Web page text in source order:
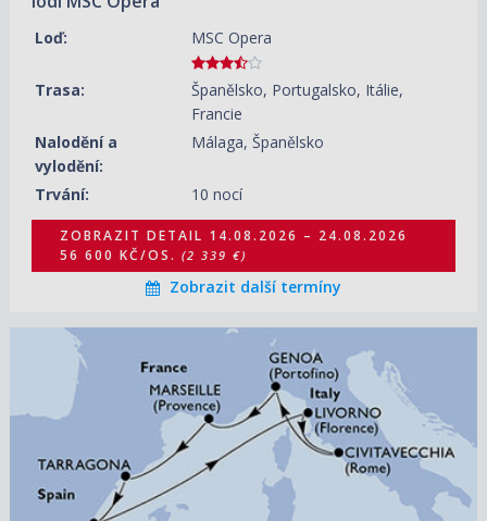
Loď: MSC Opera
Trasa:
Španělsko, Portugalsko, Itálie,
Francie
Nalodění a
vylodění:
Málaga, Španělsko
Trvání: 10 nocí
ZOBRAZIT DETAIL 14.08.2026 – 24.08.2026
56 600 KČ/OS. (2 339 €)
Zobrazit další termíny
ZOBRAZIT DETAIL
14.08.2026 – 21.08.2026
23 450 KČ/OS.
(969 €)
ZOBRAZIT DETAIL
21.08.2026 – 28.08.2026
26 110 KČ/OS.
(1 079 €)
ZOBRAZIT DETAIL
28.08.2026 – 04.09.2026
30 230 KČ/OS.
(1 249 €)